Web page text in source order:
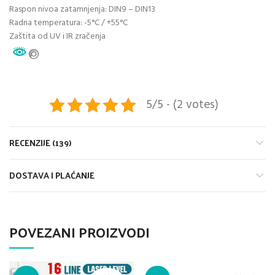
Raspon nivoa zatamnjenja: DIN9 – DIN13
Radna temperatura: -5°C / +55°C
Zaštita od UV i IR zračenja
5/5 - (2 votes)
RECENZIJE (139)
DOSTAVA I PLAĆANJE
POVEZANI PROIZVODI